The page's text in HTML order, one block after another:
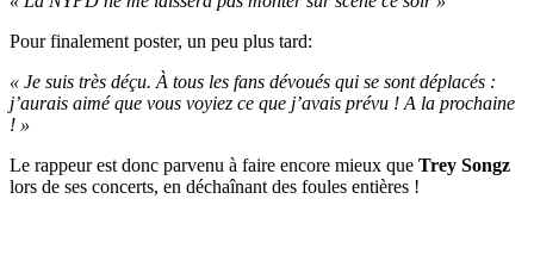
Pour finalement poster, un peu plus tard:
« Je suis très déçu. À tous les fans dévoués qui se sont déplacés :
j’aurais aimé que vous voyiez ce que j’avais prévu ! A la prochaine
! »
Le rappeur est donc parvenu à faire encore mieux que Trey Songz
lors de ses concerts, en déchaînant des foules entières !